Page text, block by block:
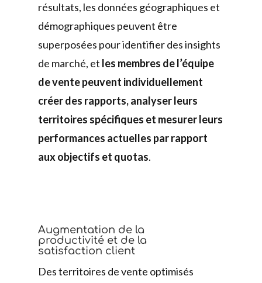
résultats, les données géographiques et
démographiques peuvent être
superposées pour identifier des insights
de marché, et les membres de l’équipe
de vente peuvent individuellement
créer des rapports, analyser leurs
territoires spécifiques et mesurer leurs
performances actuelles par rapport
aux objectifs et quotas.
Augmentation de la
productivité et de la
satisfaction client
Des territoires de vente optimisés